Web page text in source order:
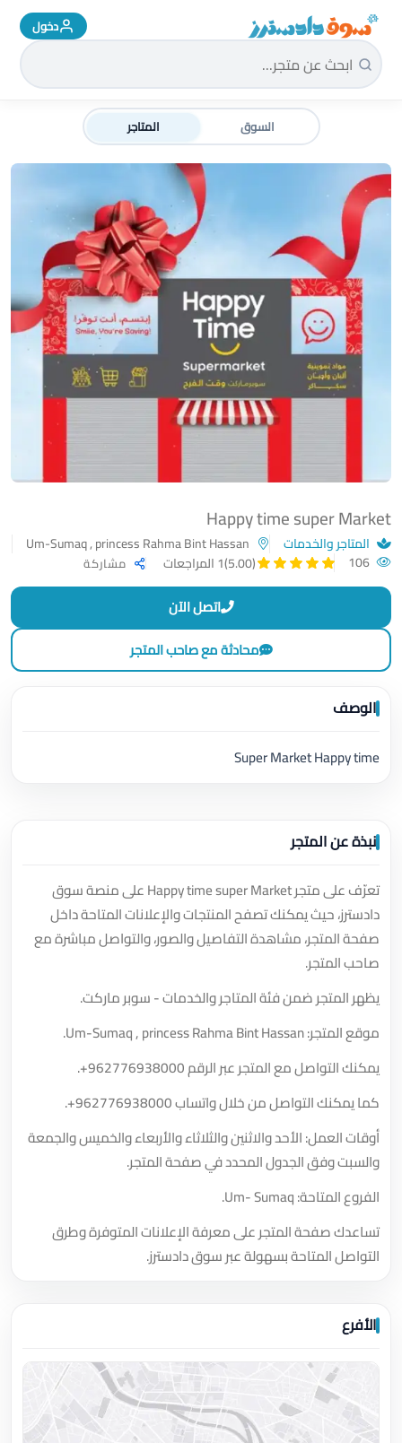
سوق دادسترز الرئيسية دخول
السوق المتاجر
Happy time super Market
المتاجر والخدمات
(5.00) 1 المراجعات مشاركة
اتصل الآن
محادثة مع صاحب المتجر
الوصف
Super Market Happy time
نبذة عن المتجر
تعرّف على متجر Happy time super Market على منصة سوق
دادسترز، حيث يمكنك تصفح المنتجات والإعلانات المتاحة داخل
صفحة المتجر، مشاهدة التفاصيل والصور، والتواصل مباشرة مع
صاحب المتجر.
يظهر المتجر ضمن فئة المتاجر والخدمات - سوبر ماركت.
موقع المتجر: Um-Sumaq , princess Rahma Bint Hassan.
يمكنك التواصل مع المتجر عبر الرقم+962776938000
.
كما يمكنك التواصل من خلال واتساب+962776938000
.
أوقات العمل: الأحد والاثنين والثلاثاء والأربعاء والخميس والجمعة
والسبت وفق الجدول المحدد في صفحة المتجر.
الفروع المتاحة: Um- Sumaq.
تساعدك صفحة المتجر على معرفة الإعلانات المتوفرة وطرق
التواصل المتاحة بسهولة عبر سوق دادسترز.
الأفرع